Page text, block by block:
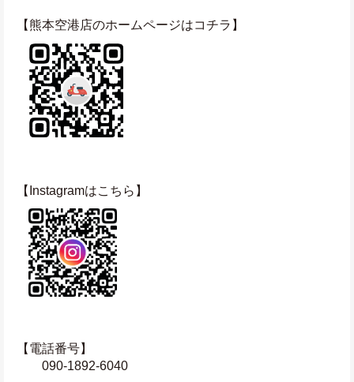
【熊本空港店のホームページはコチラ】
【Instagramはこちら】
【電話番号】
090-1892-6040